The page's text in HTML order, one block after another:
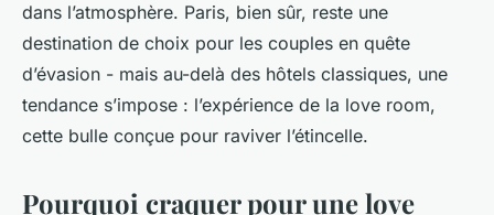
dans l’atmosphère. Paris, bien sûr, reste une
destination de choix pour les couples en quête
d’évasion - mais au-delà des hôtels classiques, une
tendance s’impose : l’expérience de la love room,
cette bulle conçue pour raviver l’étincelle.
Pourquoi craquer pour une love